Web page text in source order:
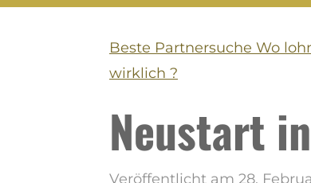
Beste Partnersuche Wo
wirklich ?
Neustart
Veröffentlicht am 28.